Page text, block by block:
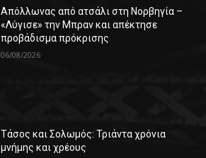
Απόλλωνας από ατσάλι στη Νορβηγία –
«Λύγισε» την Μπραν και απέκτησε
προβάδισμα πρόκρισης
06/08/2026
Τάσος και Σολωμός: Τριάντα χρόνια
μνήμης και χρέους